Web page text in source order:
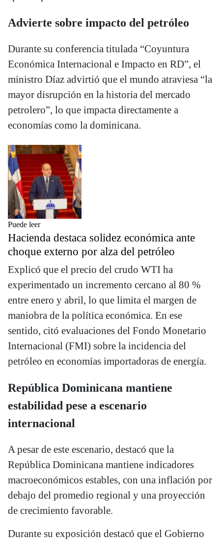
Advierte sobre impacto del petróleo
Durante su conferencia titulada “Coyuntura
Económica Internacional e Impacto en RD”, el
ministro Díaz advirtió que el mundo atraviesa “la
mayor disrupción en la historia del mercado
petrolero”, lo que impacta directamente a
economías como la dominicana.
Puede leer
Hacienda destaca solidez económica ante
choque externo por alza del petróleo
Explicó que el precio del crudo WTI ha
experimentado un incremento cercano al 80 %
entre enero y abril, lo que limita el margen de
maniobra de la política económica. En ese
sentido, citó evaluaciones del Fondo Monetario
Internacional (FMI) sobre la incidencia del
petróleo en economías importadoras de energía.
República Dominicana mantiene
estabilidad pese a escenario
internacional
A pesar de este escenario, destacó que la
República Dominicana mantiene indicadores
macroeconómicos estables, con una inflación por
debajo del promedio regional y una proyección
de crecimiento favorable.
Durante su exposición destacó que el Gobierno